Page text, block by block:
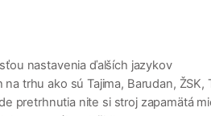
nastavenia ďalších jazykov
trhu ako sú Tajima, Barudan, ŽSK,
pretrhnutia nite si stroj zapamätá